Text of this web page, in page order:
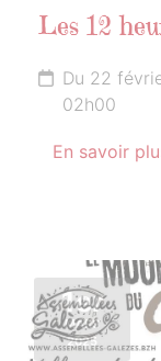
Les 12
Du 22
02h00
En savoir
1er
MARS
2025